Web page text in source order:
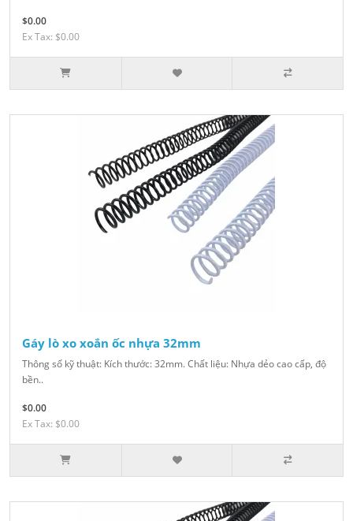
$0.00
Ex Tax: $0.00
Gáy lò xo xoắn ốc nhựa 32mm
Thông số kỹ thuật: Kích thước: 32mm. Chất liệu: Nhựa dẻo cao cấp, độ
bền..
$0.00
Ex Tax: $0.00